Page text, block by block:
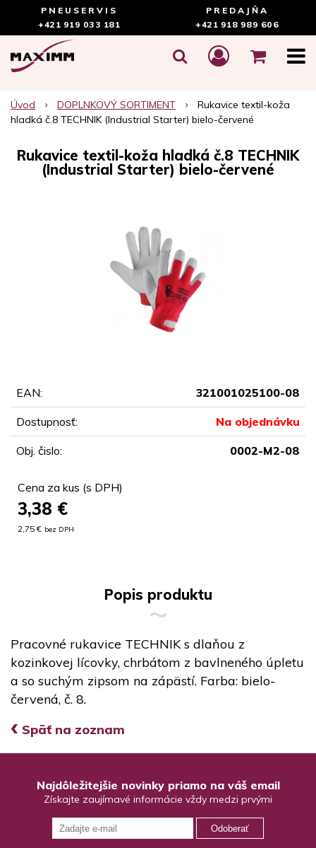
PNEUSERVIS
+421 919 033 181
PREDAJŇA
+421 918 989 606
Úvod DOPLNKOVÝ SORTIMENT
Rukavice textil-koža
hladká č.8 TECHNIK (Industrial Starter) bielo-červené
Rukavice textil-koža hladká č.8 TECHNIK
(Industrial Starter) bielo-červené
EAN: 321001025100-08
Dostupnosť: Na objednávku
Obj. čislo: 0002-M2-08
Cena za kus (s DPH)
3,38 €
2,75 € bez DPH
Popis produktu
Pracovné rukavice TECHNIK s dlaňou z
kozinkovej lícovky, chrbátom z bavlneného úpletu
a so suchým zipsom na zápästí. Farba: bielo-
červená, č. 8.
‹ Späť na zoznam
Najdôležitejšie novinky priamo na váš email
Získajte zaujímavé informácie vždy medzi prvými
Odoberať